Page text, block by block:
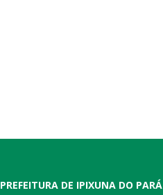
PREFEITURA DE IPIXUNA DO PARÁ